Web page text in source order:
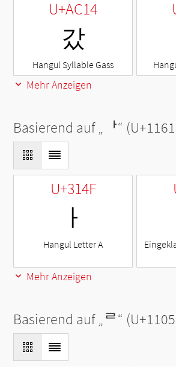
U+AC14
갔
Hangul Syllable Gass
Mehr Anzeigen
Basierend auf „ ᅡ“
U+314F
ㅏ
Hangul Letter A
Mehr Anzeigen
Basierend auf „ᄅ“